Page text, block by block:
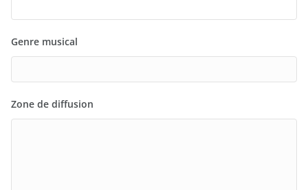
Genre musical
Zone de diffusion